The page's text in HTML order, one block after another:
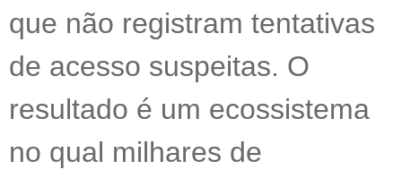
que não registram tentativas
de acesso suspeitas. O
resultado é um ecossistema
no qual milhares de